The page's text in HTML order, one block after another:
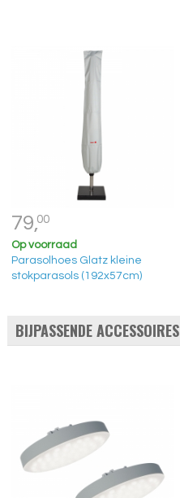
79,00
Op voorraad
Parasolhoes Glatz kleine
stokparasols (192x57cm)
BIJPASSENDE ACCESSOIRES